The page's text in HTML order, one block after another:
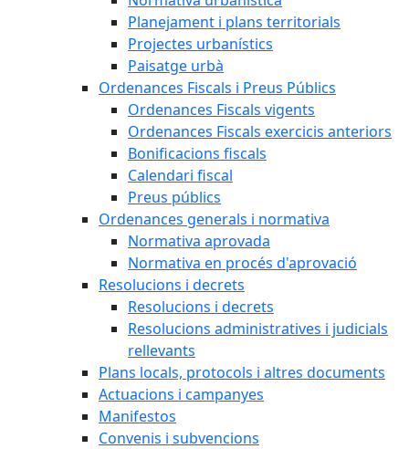
Planejament i plans territorials
Projectes urbanístics
Paisatge urbà
Ordenances Fiscals i Preus Públics
Ordenances Fiscals vigents
Ordenances Fiscals exercicis anteriors
Bonificacions fiscals
Calendari fiscal
Preus públics
Ordenances generals i normativa
Normativa aprovada
Normativa en procés d'aprovació
Resolucions i decrets
Resolucions i decrets
Resolucions administratives i judicials
rellevants
Plans locals, protocols i altres documents
Actuacions i campanyes
Manifestos
Convenis i subvencions